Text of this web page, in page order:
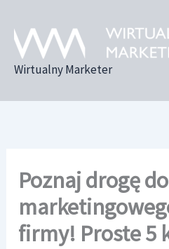
treści
Wirtualny Marketer
Poznaj drogę
firmy! Proste 5